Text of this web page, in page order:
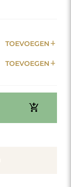
TOEVOEGEN add
TOEVOEGEN add
add_shopping_cart